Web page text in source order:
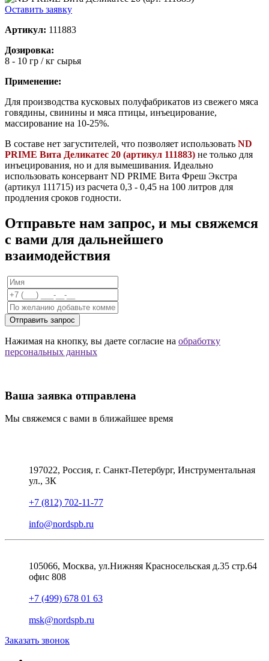
Оставить заявку
Артикул: 111883
Дозировка:
8 - 10 гр / кг сырья
Применение:
Для производства кусковых полуфабрикатов из свежего мяса
говядины, свинины и мяса птицы, инъецирование,
массирование на 10-25%.
В составе нет загустителей, что позволяет использовать ND
PRIME Вита Деликатес 20 (артикул 111883) не только для
инъецирования, но и для вымешивания. Идеально
использовать консервант ND PRIME Вита Фреш Экстра
(артикул 111715) из расчета 0,3 - 0,45 на 100 литров для
продления сроков годности.
Отправьте нам запрос, и мы свяжемся
с вами для дальнейшего
взаимодействия
Отправить запрос
Нажимая на кнопку, вы даете согласие на обработку
персональных данных
Ваша заявка отправлена
Мы свяжемся с вами в ближайшее время
197022, Россия, г. Санкт-Петербург, Инструментальная
ул., 3К
+7 (812) 702-11-77
info@nordspb.ru
105066, Москва, ул.Нижняя Красносельская д.35 стр.64
офис 808
+7 (499) 678 01 63
msk@nordspb.ru
Заказать звонок